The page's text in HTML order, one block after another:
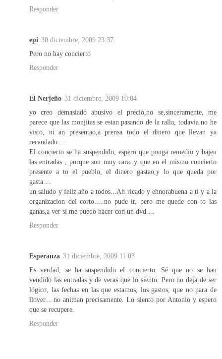
Responder
epi 30 diciembre, 2009 23:37
Pero no hay concierto
Responder
El Nerjeño 31 diciembre, 2009 10:04
yo creo demasiado abusivo el precio,no se,sinceramente, me
parece que las monjitas se estan pasando de la ralla, todavia no he
visto, ni an presentao,a prensa todo el dinero que llevan ya
recaudado.....
El concierto se ha suspendido, espero que ponga remedio y bajen
las entradas , porque son muy cara..y que en el mismo concierto
presente a to el pueblo, el dinero gastao,y lo que queda por
gasta....
un saludo y feliz año a todos...Ah ricado y ehnorabuena a ti y a la
organizacion del corto.....no pude ir, pero me quede con to las
ganas,a ver si me puedo hacer con un dvd....
Responder
Esperanza 31 diciembre, 2009 11:03
Es verdad, se ha suspendido el concierto. Sé que no se han
vendido las entradas y de veras que lo siento. Pero no deja de ser
lógico, las fechas en las que estamos, los gastos, que no para de
llover... no animan precisamente. Lo siento por Antonio y espero
que se recupere.
Responder